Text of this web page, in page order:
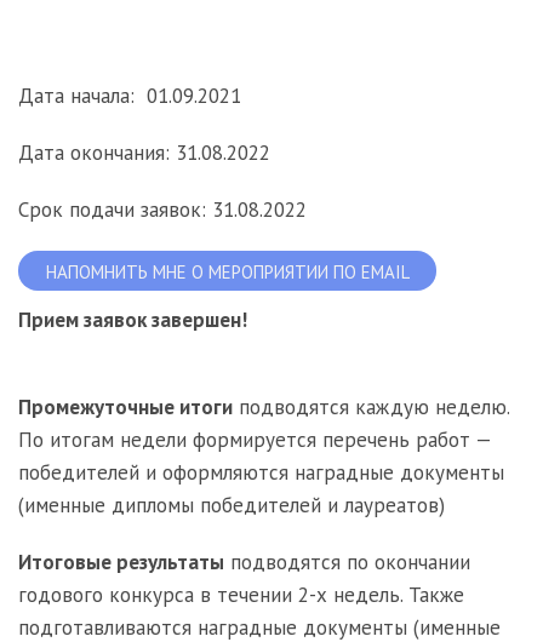
Дата начала: 01.09.2021
Дата окончания: 31.08.2022
Срок подачи заявок: 31.08.2022
НАПОМНИТЬ МНЕ О МЕРОПРИЯТИИ ПО EMAIL
Прием заявок завершен!
Промежуточные итоги подводятся каждую неделю.
По итогам недели формируется перечень работ —
победителей и оформляются наградные документы
(именные дипломы победителей и лауреатов)
Итоговые результаты подводятся по окончании
годового конкурса в течении 2-х недель. Также
подготавливаются наградные документы (именные